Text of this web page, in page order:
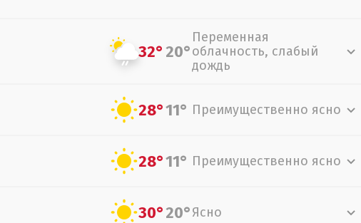
32°20°
Переменная
облачность, слабый
дождь
28°11° Преимущественно ясно
28°11° Преимущественно ясно
30°20°Ясно